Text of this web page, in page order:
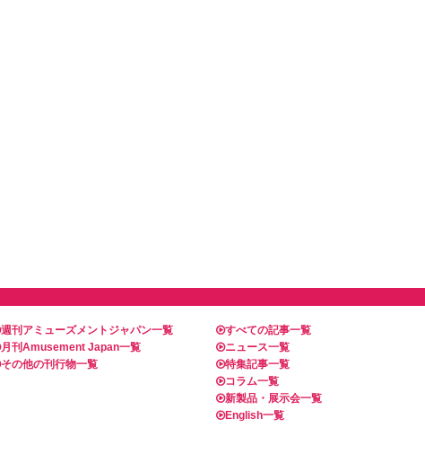
週刊アミューズメントジャパン一覧
月刊Amusement Japan一覧
その他の刊行物一覧
すべての記事一覧
ニュース一覧
特集記事一覧
コラム一覧
新製品・展示会一覧
English一覧